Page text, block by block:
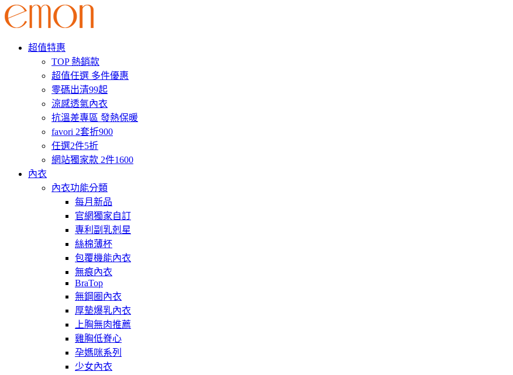
超值特惠
TOP 熱銷款
超值任選 多件優惠
零碼出清99起
涼感透氣內衣
抗溫差專區 發熱保暖
favori 2套折900
任選2件5折
網站獨家款 2件1600
內衣
內衣功能分類
每月新品
官網獨家自訂
專利副乳剋星
絲棉薄杯
包覆機能內衣
無痕內衣
BraTop
無鋼圈內衣
厚墊爆乳內衣
上胸無肉推薦
雞胸低脊心
孕媽咪系列
少女內衣